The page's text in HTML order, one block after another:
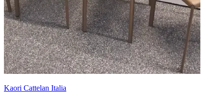
Kaori Cattelan Italia